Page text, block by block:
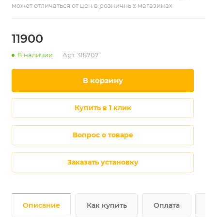
может отличаться от цен в розничных магазинах
11900
В наличии Арт. 318707
в корзину
купить в 1 клик
Вопрос о товаре
Заказать установку
Описание Как купить Оплата